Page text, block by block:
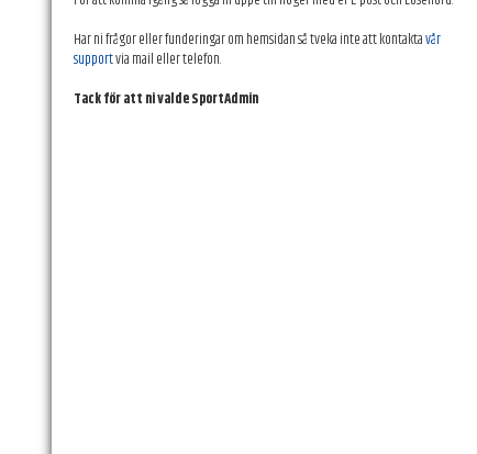
Har ni frågor eller funderingar om hemsidan så tveka inte att kontaktavår
supportvia mail eller telefon.
Tack för att ni valde SportAdmin